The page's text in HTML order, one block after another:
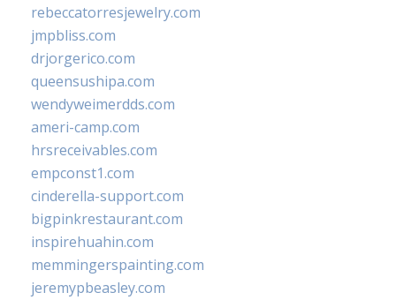
rebeccatorresjewelry.com
jmpbliss.com
drjorgerico.com
queensushipa.com
wendyweimerdds.com
ameri-camp.com
hrsreceivables.com
empconst1.com
cinderella-support.com
bigpinkrestaurant.com
inspirehuahin.com
memmingerspainting.com
jeremypbeasley.com